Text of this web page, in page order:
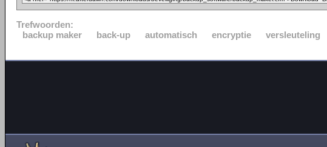
Trefwoorden:
backup maker
back-up automatisch encryptie versleuteling